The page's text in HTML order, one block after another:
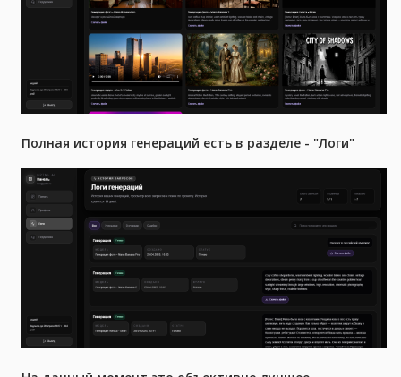
Полная история генераций есть в разделе - "Логи"